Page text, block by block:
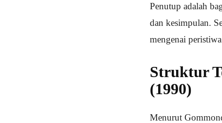
Penutup adalah
dan kesimpulan.
mengenai
Struktur
(1990)
Menurut